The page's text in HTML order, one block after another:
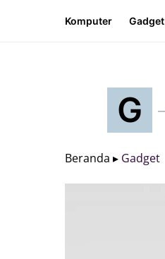
Komputer Gadget
G
Beranda ▸ Gadget